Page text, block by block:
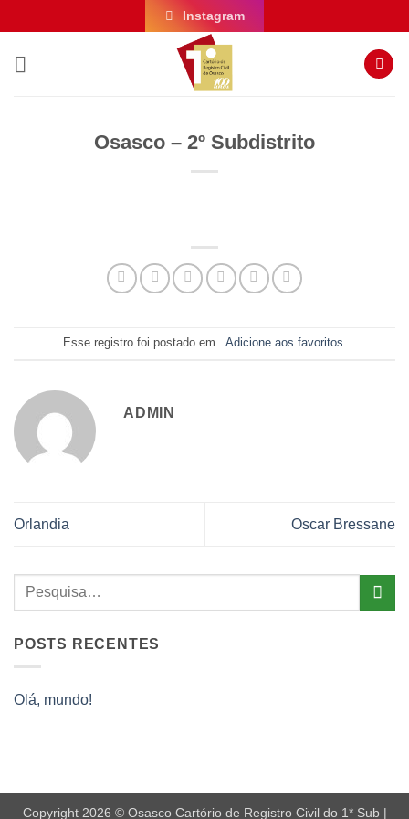
to
content
Instagram
Osasco – 2º Subdistrito
Esse registro foi postado em . Adicione aos favoritos.
ADMIN
Orlandia Oscar Bressane
POSTS RECENTES
Olá, mundo!
Copyright 2026 © Osasco Cartório de Registro Civil do 1* Sub |